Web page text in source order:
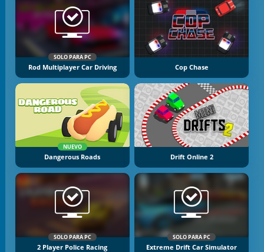
SOLO PARA PC
Rod Multiplayer Car Driving Cop Chase
NUEVO
Dangerous Roads Drift Online 2
SOLO PARA PC
2 Player Police Racing
SOLO PARA PC
Extreme Drift Car Simulator